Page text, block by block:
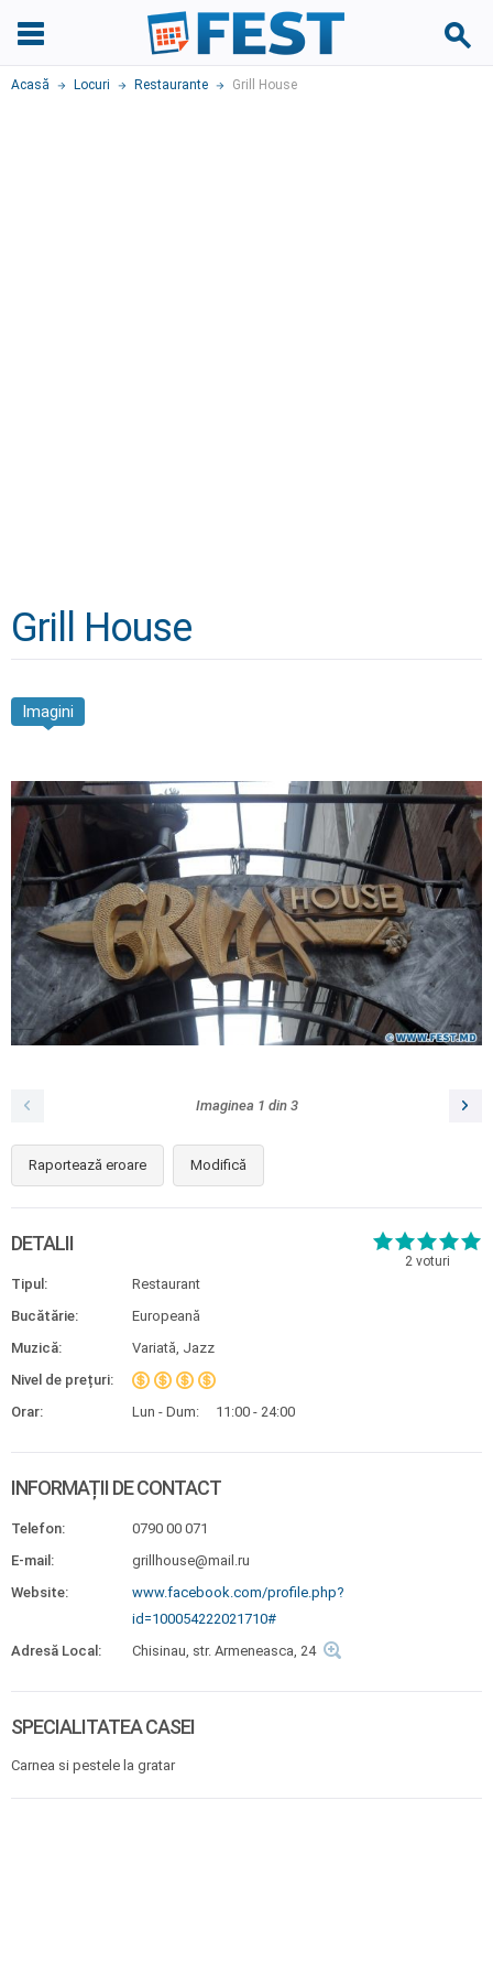
Acasă Locuri Restaurante Grill House
Grill House
Imagini
Imaginea 1 din 3
Raportează eroare Modifică
2 voturi
DETALII
Tipul:
Restaurant
Bucătărie:
Europeană
Muzică:
Variată, Jazz
Nivel de prețuri:
Orar:
Lun - Dum: 11:00 - 24:00
INFORMAȚII DE CONTACT
Telefon:
0790 00 071
E-mail:
grillhouse@mail.ru
Website:
www.facebook.com/profile.php?
id=100054222021710#
Adresă Local:
Chisinau, str. Armeneasca, 24
SPECIALITATEA CASEI
Carnea si pestele la gratar